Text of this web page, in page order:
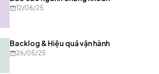
12/06/25
Backlog & Hiệu quả vận hành
26/05/25